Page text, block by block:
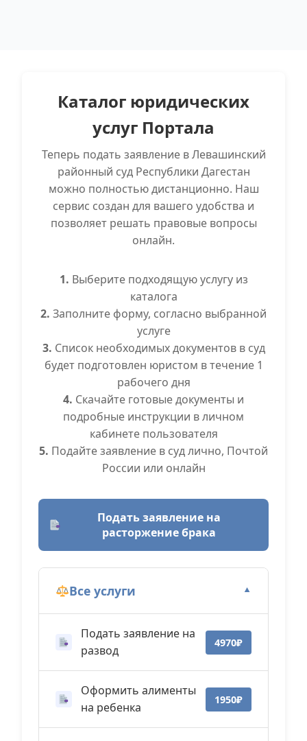
Каталог юридических
услуг Портала
Теперь подать заявление в Левашинский
районный суд Республики Дагестан
можно полностью дистанционно. Наш
сервис создан для вашего удобства и
позволяет решать правовые вопросы
онлайн.
1. Выберите подходящую услугу из
каталога
2. Заполните форму, согласно выбранной
услуге
3. Список необходимых документов в суд
будет подготовлен юристом в течение 1
рабочего дня
4. Скачайте готовые документы и
подробные инструкции в личном
кабинете пользователя
5. Подайте заявление в суд лично, Почтой
России или онлайн
Подать заявление на
расторжение брака
Все услуги ▼
Подать заявление на
развод
4970₽
Оформить алименты
на ребенка
1950₽